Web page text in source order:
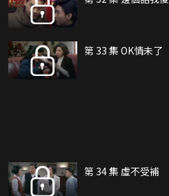
第 33 集 OK情未了
第 34 集 虛不受補